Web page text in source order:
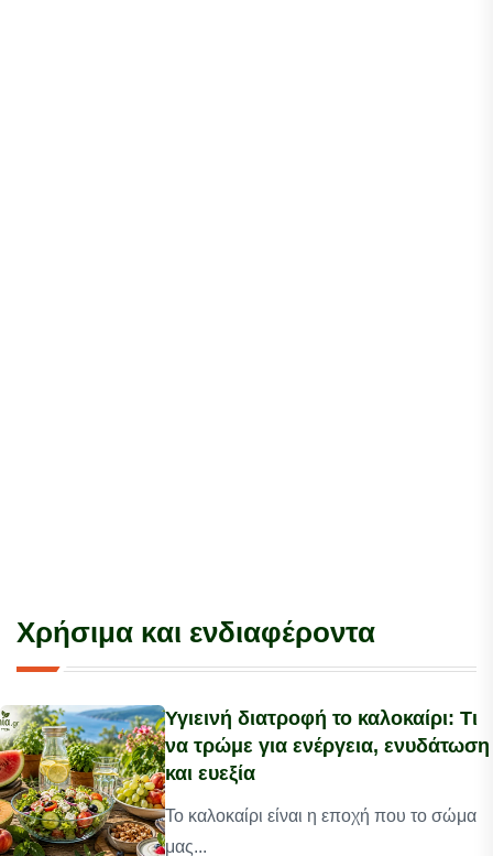
Χρήσιμα και ενδιαφέροντα
Υγιεινή διατροφή το καλοκαίρι: Τι
να τρώμε για ενέργεια, ενυδάτωση
και ευεξία
Το καλοκαίρι είναι η εποχή που το σώμα
μας...